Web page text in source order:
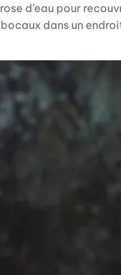
d’eau pour
dans un